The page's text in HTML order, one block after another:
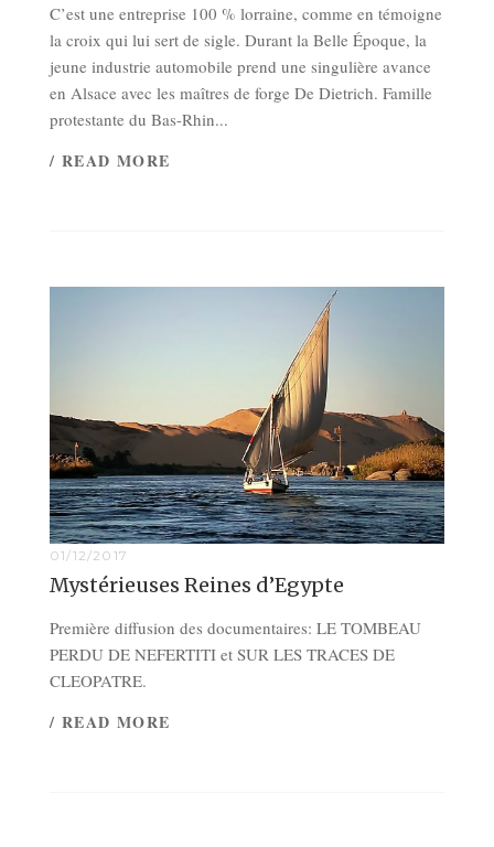
C’est une entreprise 100 % lorraine, comme en témoigne
la croix qui lui sert de sigle. Durant la Belle Époque, la
jeune industrie automobile prend une singulière avance
en Alsace avec les maîtres de forge De Dietrich. Famille
protestante du Bas-Rhin...
/ READ MORE
01/12/2017
Mystérieuses Reines d’Egypte
Première diffusion des documentaires: LE TOMBEAU
PERDU DE NEFERTITI et SUR LES TRACES DE
CLEOPATRE.
/ READ MORE